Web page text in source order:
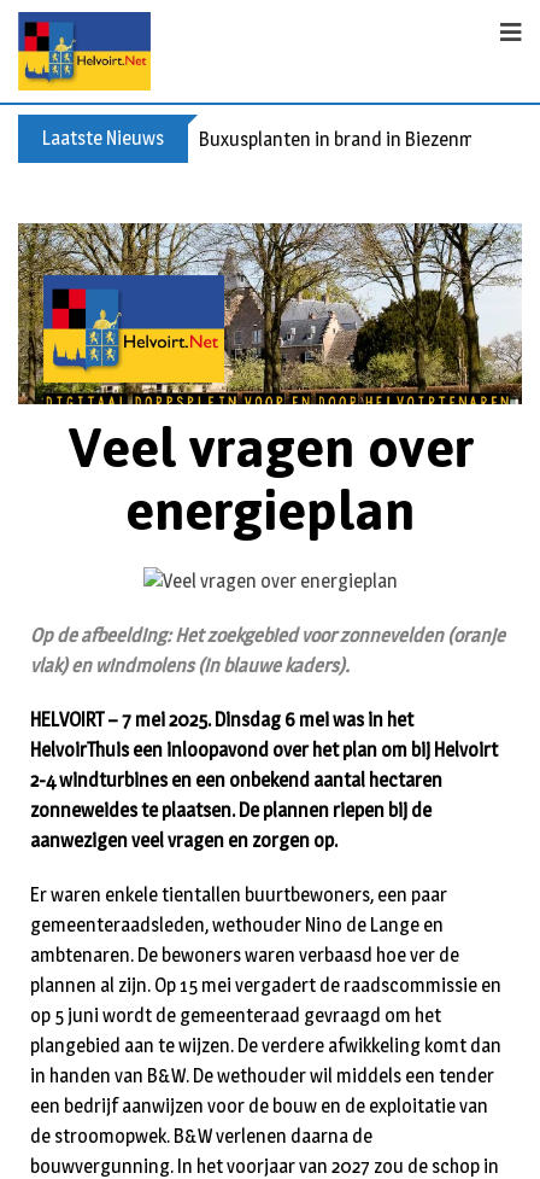
Laatste Nieuws Buxusplanten in brand in Biezenmortel,
Veel vragen over
energieplan
Op de afbeelding: Het zoekgebied voor zonnevelden (oranje
vlak) en windmolens (in blauwe kaders).
HELVOIRT – 7 mei 2025. Dinsdag 6 mei was in het
HelvoirThuis een inloopavond over het plan om bij Helvoirt
2-4 windturbines en een onbekend aantal hectaren
zonneweides te plaatsen. De plannen riepen bij de
aanwezigen veel vragen en zorgen op.
Er waren enkele tientallen buurtbewoners, een paar
gemeenteraadsleden, wethouder Nino de Lange en
ambtenaren. De bewoners waren verbaasd hoe ver de
plannen al zijn. Op 15 mei vergadert de raadscommissie en
op 5 juni wordt de gemeenteraad gevraagd om het
plangebied aan te wijzen. De verdere afwikkeling komt dan
in handen van B&W. De wethouder wil middels een tender
een bedrijf aanwijzen voor de bouw en de exploitatie van
de stroomopwek. B&W verlenen daarna de
bouwvergunning. In het voorjaar van 2027 zou de schop in